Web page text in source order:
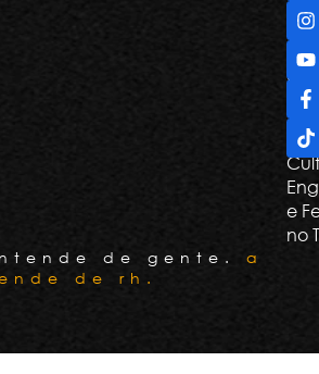
e
e
no
de gente. a
de rh.